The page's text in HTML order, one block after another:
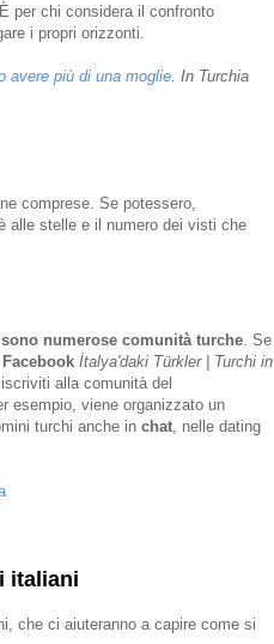
per chi considera il confronto
i propri orizzonti.
avere più di una moglie . In Turchia
comprese. Se potessero,
alle stelle e il numero dei visti che
numerose comunità turche . Se
İtalya'daki Türkler | Turchi in
alla comunità del
esempio, viene organizzato un
turchi anche in chat , nelle dating
italiani
che ci aiuteranno a capire come si